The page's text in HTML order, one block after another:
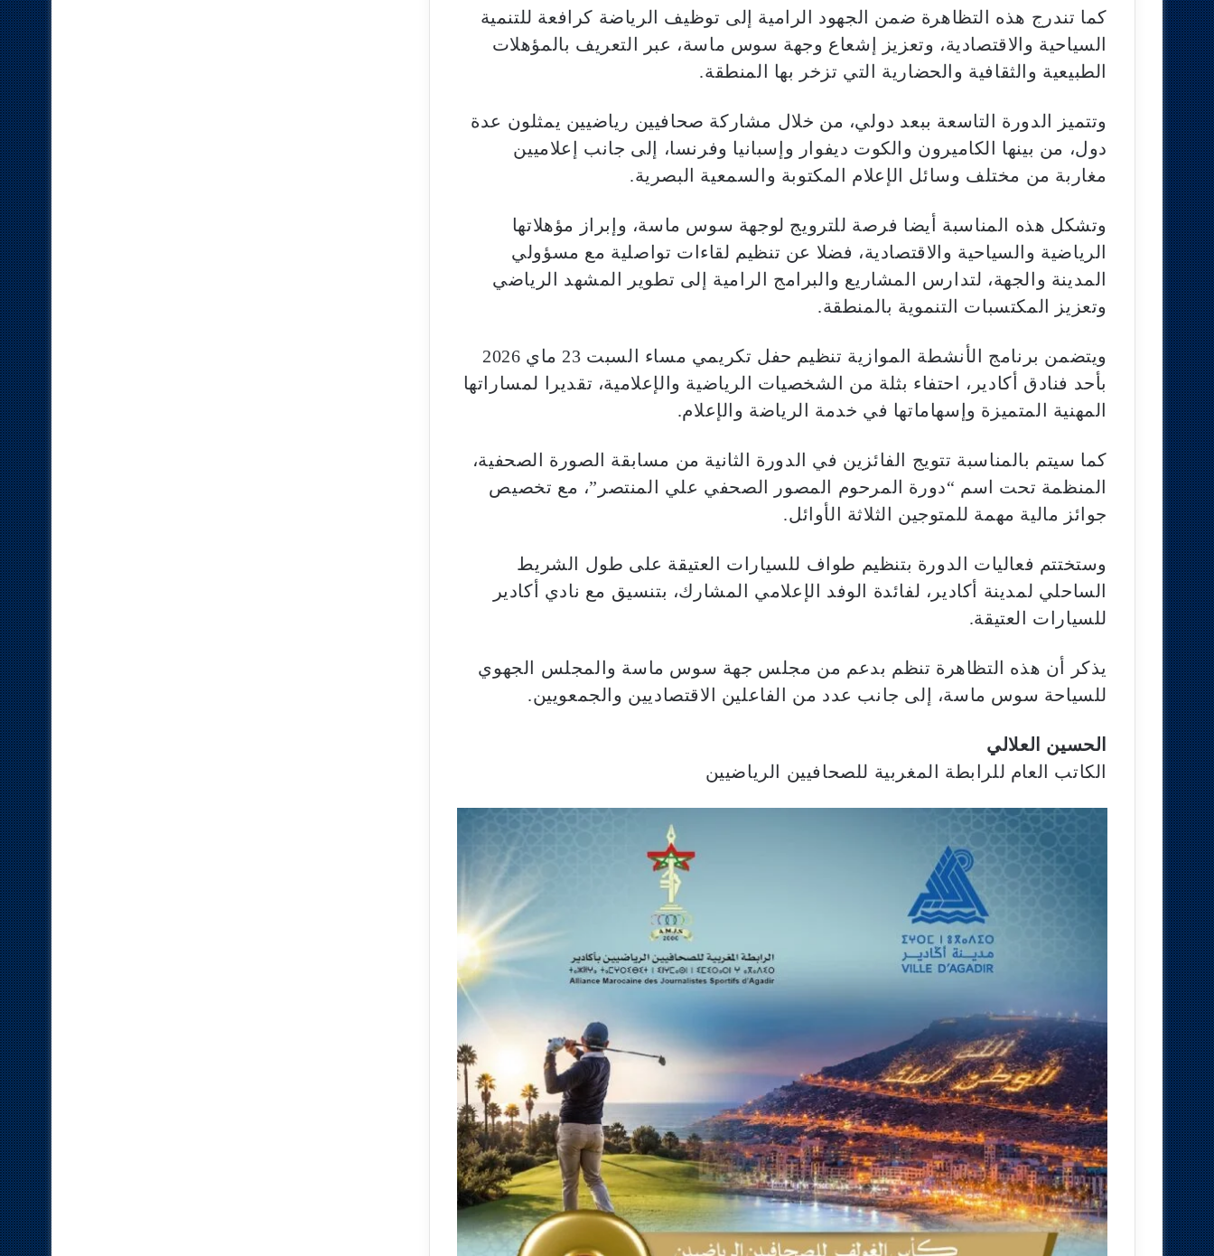
كما تندرج هذه التظاهرة ضمن الجهود الرامية إلى توظيف الرياضة كرافعة للتنمية
السياحية والاقتصادية، وتعزيز إشعاع وجهة سوس ماسة، عبر التعريف بالمؤهلات
الطبيعية والثقافية والحضارية التي تزخر بها المنطقة.
وتتميز الدورة التاسعة ببعد دولي، من خلال مشاركة صحافيين رياضيين يمثلون عدة
دول، من بينها الكاميرون والكوت ديفوار وإسبانيا وفرنسا، إلى جانب إعلاميين
مغاربة من مختلف وسائل الإعلام المكتوبة والسمعية البصرية.
وتشكل هذه المناسبة أيضا فرصة للترويج لوجهة سوس ماسة، وإبراز مؤهلاتها
الرياضية والسياحية والاقتصادية، فضلا عن تنظيم لقاءات تواصلية مع مسؤولي
المدينة والجهة، لتدارس المشاريع والبرامج الرامية إلى تطوير المشهد الرياضي
وتعزيز المكتسبات التنموية بالمنطقة.
ويتضمن برنامج الأنشطة الموازية تنظيم حفل تكريمي مساء السبت 23 ماي 2026
بأحد فنادق أكادير، احتفاء بثلة من الشخصيات الرياضية والإعلامية، تقديرا لمساراتها
المهنية المتميزة وإسهاماتها في خدمة الرياضة والإعلام.
كما سيتم بالمناسبة تتويج الفائزين في الدورة الثانية من مسابقة الصورة الصحفية،
المنظمة تحت اسم “دورة المرحوم المصور الصحفي علي المنتصر”، مع تخصيص
جوائز مالية مهمة للمتوجين الثلاثة الأوائل.
وستختتم فعاليات الدورة بتنظيم طواف للسيارات العتيقة على طول الشريط
الساحلي لمدينة أكادير، لفائدة الوفد الإعلامي المشارك، بتنسيق مع نادي أكادير
للسيارات العتيقة.
يذكر أن هذه التظاهرة تنظم بدعم من مجلس جهة سوس ماسة والمجلس الجهوي
للسياحة سوس ماسة، إلى جانب عدد من الفاعلين الاقتصاديين والجمعويين.
الحسين العلالي
الكاتب العام للرابطة المغربية للصحافيين الرياضيين